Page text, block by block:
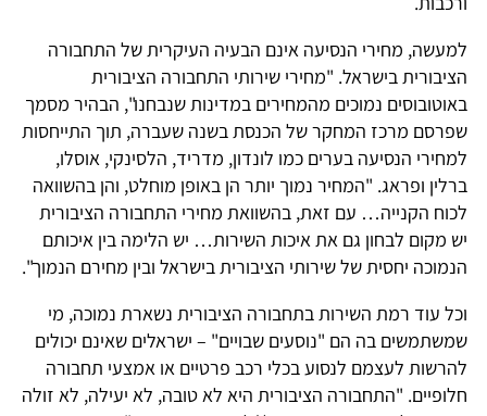
למעשה, מחירי הנסיעה אינם הבעיה העיקרית של התחבורה
הציבורית בישראל. "מחירי שירותי התחבורה הציבורית
באוטובוסים נמוכים מהמחירים במדינות שנבחנו", הבהיר מסמך
שפרסם מרכז המחקר של הכנסת בשנה שעברה, תוך התייחסות
למחירי הנסיעה בערים כמו לונדון, מדריד, הלסינקי, אוסלו,
ברלין ופראג. "המחיר נמוך יותר הן באופן מוחלט, והן בהשוואה
לכוח הקנייה… עם זאת, בהשוואת מחירי התחבורה הציבורית
יש מקום לבחון גם את איכות השירות… יש הלימה בין איכותם
הנמוכה יחסית של שירותי הציבורית בישראל ובין מחירם הנמוך".
וכל עוד רמת השירות בתחבורה הציבורית נשארת נמוכה, מי
שמשתמשים בה הם "נוסעים שבויים" – ישראלים שאינם יכולים
להרשות לעצמם לנסוע בכלי רכב פרטיים או אמצעי תחבורה
חלופיים. "התחבורה הציבורית היא לא טובה, לא יעילה, לא זולה